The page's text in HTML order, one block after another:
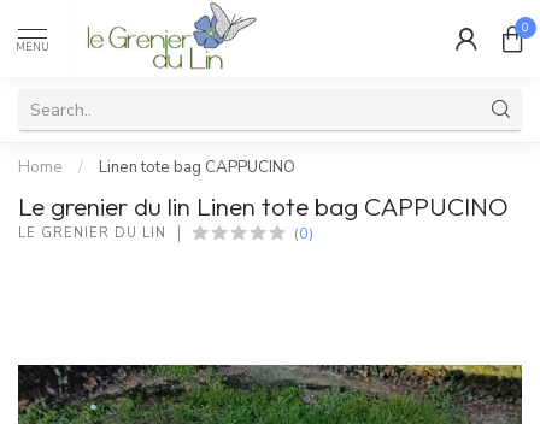
MENU
0
Home / Linen tote bag CAPPUCINO
Le grenier du lin Linen tote bag CAPPUCINO
LE GRENIER DU LIN (0)